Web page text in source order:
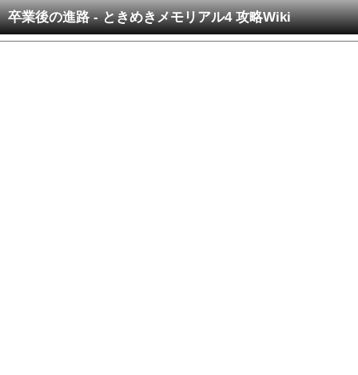
卒業後の進路 - ときめきメモリアル4 攻略Wiki